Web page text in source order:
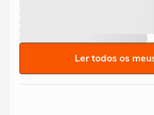
Ler todos os